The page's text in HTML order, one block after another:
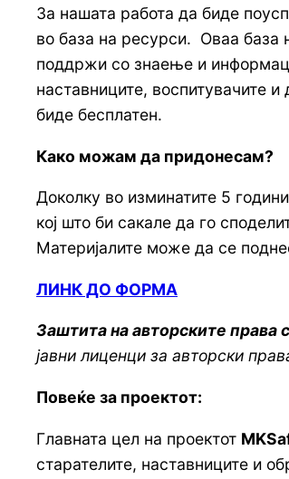
За нашата работа да биде
во база на ресурси. Оваа база
поддржи со знаење и
наставниците, воспитувачите
биде бесплатен.
Како можам да придонесам?
Доколку во изминатите 5
кој што би сакале да го
Материјалите може да се
ЛИНК ДО ФОРМА
Заштита на авторските
јавни лиценци за авторски
Повеќе за проектот:
Главната цел на проектот
старателите, наставниците и